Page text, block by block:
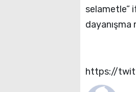
selametle”
dayanışma
https://